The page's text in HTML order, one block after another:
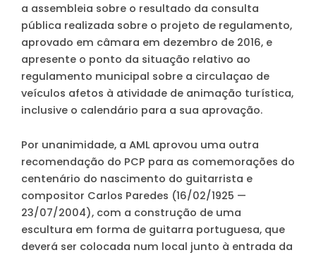
a assembleia sobre o resultado da consulta
pública realizada sobre o projeto de regulamento,
aprovado em câmara em dezembro de 2016, e
apresente o ponto da situação relativo ao
regulamento municipal sobre a circu1açao de
veículos afetos à atividade de animação turística,
inclusive o calendário para a sua aprovação.
Por unanimidade, a AML aprovou uma outra
recomendação do PCP para as comemorações do
centenário do nascimento do guitarrista e
compositor Carlos Paredes (16/02/1925 —
23/07/2004), com a construção de uma
escultura em forma de guitarra portuguesa, que
deverá ser colocada num local junto à entrada da